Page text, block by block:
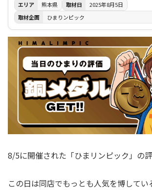
エリア
熊本県 取材日
2025年8月5日
取材企画
ひまりンピック
8/5に開催された「ひまリンピック」の
この日は同店でもっとも人気を博してい